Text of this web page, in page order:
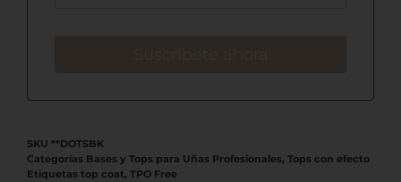
SKU **DOTSBK
Categorías Bases y Tops para Uñas Profesionales, Tops con efecto
Etiquetas top coat, TPO Free